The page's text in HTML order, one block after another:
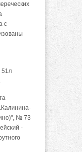
с
51л
№ 73
-